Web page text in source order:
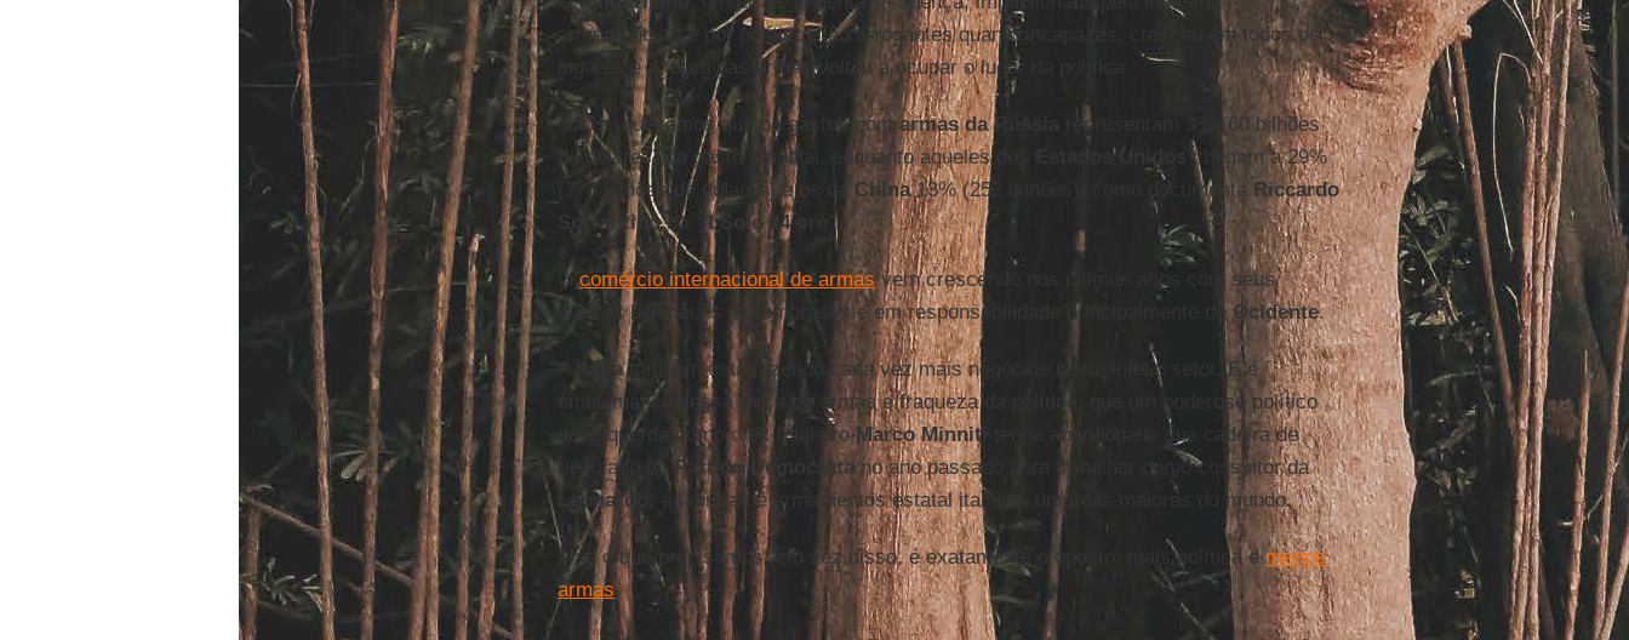
armamentista e por políticos tão arrogantes quanto incapazes, cresceu em todos os
lugares e a força das armas voltou a ocupar o lugar da política.
Não esqueçamos que os gastos comarmas da Rússia
representam 3% (60 bilhões
de dólares) do gasto mundial, enquanto aqueles dos
Estados Unidos
chegam a 29%
(778 bilhões de dólares) e os da China13% (252 bilhões), como documenta Riccardo
Sorrentinono “ Il Sole 24 ore ”.
Ocomércio internacional de armasvem crescendo nos últimos anos com seus
valores bilionários assombrosos e em responsabilidade principalmente doOcidente.
Itáliatambém está fazendo cada vez mais negócios neste infeliz setor. E é
emblemático dessa força de armas e fraqueza da política, que um poderoso político
de esquerda como o ex-ministroMarco Minniti
tenha abandonado sua cadeira de
deputado do Partido Democratano ano passado para trabalhar como consultor da
Leonardo
, a fábrica de armamentos estatal italiana, uma das maiores do mundo.
Mas o que precisamos, em vez disso, é exatamente o oposto: mais política emenos
armas.